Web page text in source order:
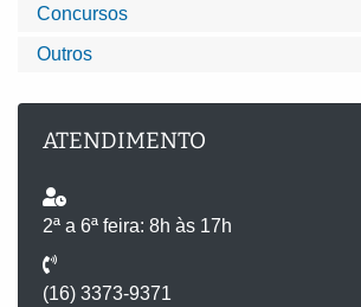
Concursos
Outros
ATENDIMENTO
2ª a 6ª feira: 8h às 17h
(16) 3373-9371